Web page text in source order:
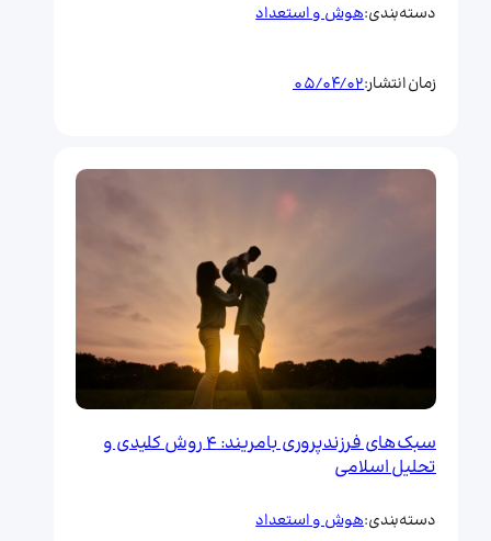
دسته‌بندی:هوش و استعداد
زمان انتشار:05/04/02
سبک‌های فرزندپروری بامریند: ۴ روش کلیدی و
تحلیل اسلامی
دسته‌بندی:هوش و استعداد